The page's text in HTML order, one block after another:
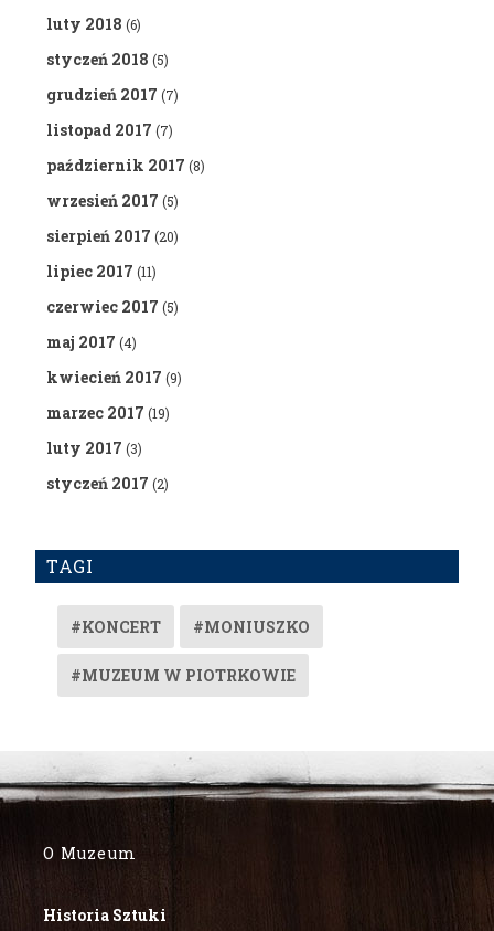
luty 2018 (6)
styczeń 2018 (5)
grudzień 2017 (7)
listopad 2017 (7)
październik 2017 (8)
wrzesień 2017 (5)
sierpień 2017 (20)
lipiec 2017 (11)
czerwiec 2017 (5)
maj 2017 (4)
kwiecień 2017 (9)
marzec 2017 (19)
luty 2017 (3)
styczeń 2017 (2)
TAGI
#KONCERT #MONIUSZKO
#MUZEUM W PIOTRKOWIE
O Muzeum
Historia Sztuki